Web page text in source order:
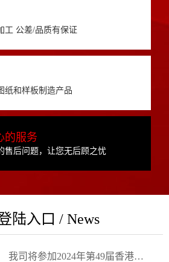
工 公差/品质有保证
纸和样板制造产品
的服务
售后问题，让您无后顾之忧
陆入口 / News
我司将参加2024年第49届香港玩具展Hong Kong Toys & Games Fair 欢迎新···